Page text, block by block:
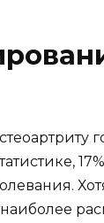
наиболее